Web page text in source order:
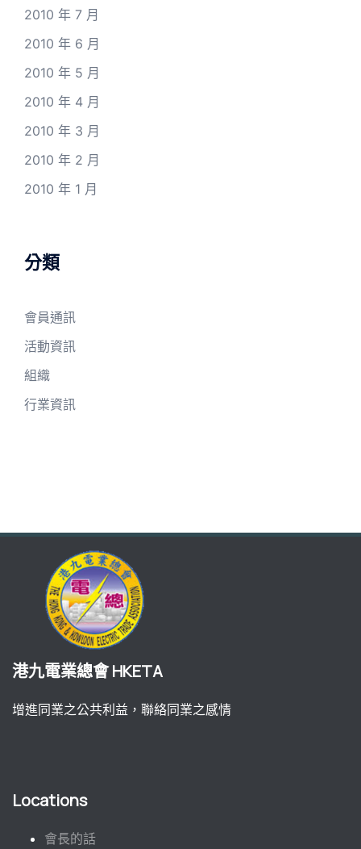
2010 年 7 月
2010 年 6 月
2010 年 5 月
2010 年 4 月
2010 年 3 月
2010 年 2 月
2010 年 1 月
分類
會員通訊
活動資訊
組織
行業資訊
港九電業總會 HKETA
增進同業之公共利益，聯絡同業之感情
Locations
會長的話